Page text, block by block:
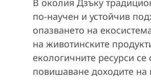
по-научен и устойчив
опазването на
на животинските
екологичните ресурси се
повишаване доходите на